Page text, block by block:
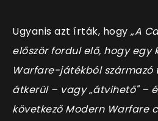
Ugyanis azt írták, hogy „A
először fordul elő, hogy egy
Warfare-játékból
átkerül – vagy „átvihető" –
következő Modern Warfare